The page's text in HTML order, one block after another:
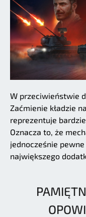
W przeciwieństwie
Zaćmienie kładzie
reprezentuje
Oznacza to, że
jednocześnie
największego